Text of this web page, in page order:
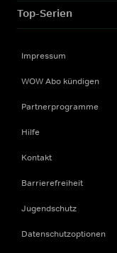
Top-Serien
Impressum
WOW Abo kündigen
Partnerprogramme
Hilfe
Kontakt
Barrierefreiheit
Jugendschutz
Datenschutzoptionen